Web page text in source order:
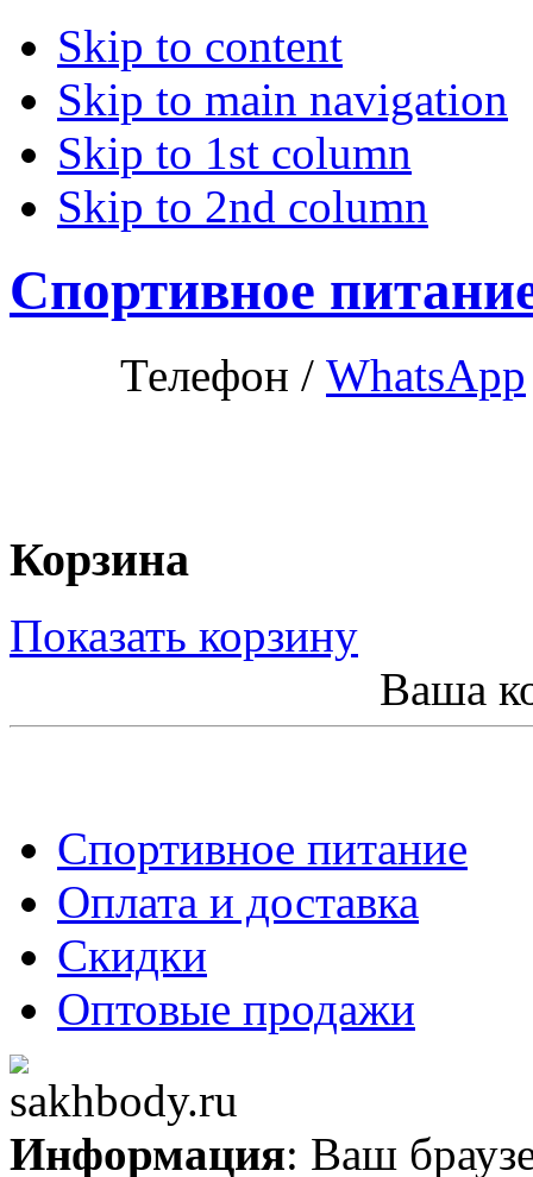
Skip to content
Skip to main navigation
Skip to 1st column
Skip to 2nd column
Спортивное
Телефон / WhatsApp
Корзина
Показать корзину
Ваша
Спортивное питание
Оплата и доставка
Скидки
Оптовые продажи
Информация: Ваш